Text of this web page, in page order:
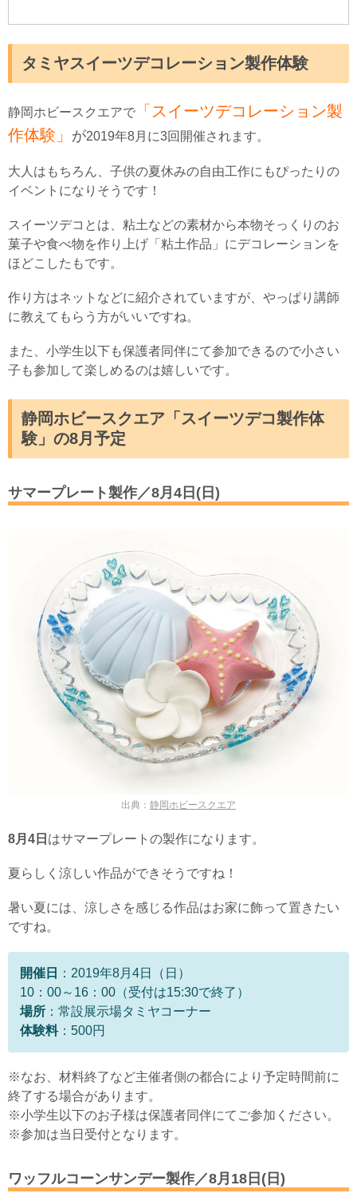
タミヤスイーツデコレーション製作体験
静岡ホビースクエアで
「スイーツデコレーション製
作体験」 が2019年8月に3回開催されます。
大人はもちろん、子供の夏休みの自由工作にもぴったりの
イベントになりそうです！
スイーツデコとは、粘土などの素材から本物そっくりのお
菓子や食べ物を作り上げ「粘土作品」にデコレーションを
ほどこしたもです。
作り方はネットなどに紹介されていますが、やっぱり講師
に教えてもらう方がいいですね。
また、小学生以下も保護者同伴にて参加できるので小さい
子も参加して楽しめるのは嬉しいです。
静岡ホビースクエア「スイーツデコ製作体
験」の8月予定
サマープレート製作／8月4日(日)
出典： 静岡ホビースクエア
8月4日 はサマープレートの製作になります。
夏らしく涼しい作品ができそうですね！
暑い夏には、涼しさを感じる作品はお家に飾って置きたい
ですね。
開催日
：2019年8月4日（日）
10：00～16：00（受付は15:30で終了）
場所 ：常設展示場タミヤコーナー
体験料：500円
※なお、材料終了など主催者側の都合により予定時間前に
終了する場合があります。
※小学生以下のお子様は保護者同伴にてご参加ください。
※参加は当日受付となります。
ワッフルコーンサンデー製作／8月18日(日)